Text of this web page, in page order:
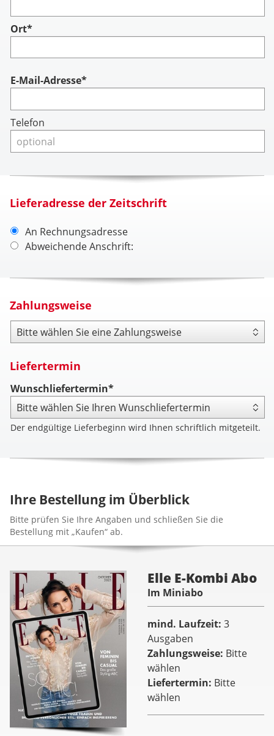
Ort*
Account
E-Mail-Adresse*
Telefon
Lieferadresse der Zeitschrift
An Rechnungsadresse
Abweichende Anschrift:
Zahlungsweise
Zahlungsweise
Liefertermin
Wunschliefertermin*
Der endgültige Lieferbeginn wird Ihnen schriftlich mitgeteilt.
Ihre Bestellung im Überblick
Bitte prüfen Sie Ihre Angaben und schließen Sie die
Bestellung mit „Kaufen“ ab.
Elle E-Kombi Abo
Im Miniabo
mind. Laufzeit 3
Ausgaben
Zahlungsweise Bitte
wählen
Liefertermin Bitte
wählen